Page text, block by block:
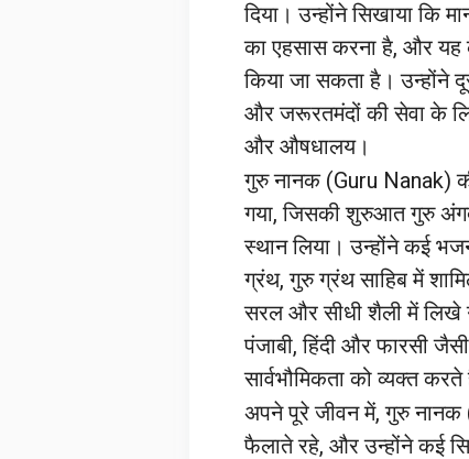
दिया। उन्होंने सिखाया कि
का एहसास करना है, और यह
किया जा सकता है। उन्होंने
और जरूरतमंदों की सेवा के
और औषधालय।
गुरु नानक (Guru Nanak)
गया, जिसकी शुरुआत गुरु
स्थान लिया। उन्होंने कई
ग्रंथ, गुरु ग्रंथ साहिब में
सरल और सीधी शैली में लिखे
पंजाबी, हिंदी और फारसी
सार्वभौमिकता को व्यक्त करते
अपने पूरे जीवन में, गुरु
फैलाते रहे, और उन्होंने कई